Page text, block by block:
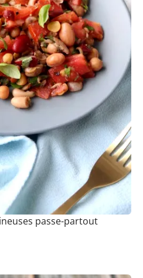
passe-partout